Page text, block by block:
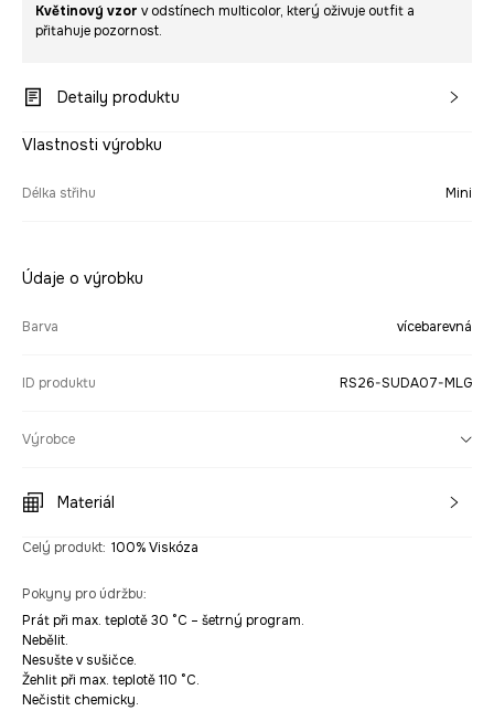
Květinový vzor v odstínech multicolor, který oživuje outfit a
přitahuje pozornost.
Detaily produktu
Vlastnosti výrobku
Délka střihu Mini
Údaje o výrobku
Barva vícebarevná
ID produktu RS26-SUDA07-MLG
Výrobce
Materiál
Celý produkt: 100% Viskóza
Pokyny pro údržbu:
Prát při max. teplotě 30 °C – šetrný program.
Nebělit.
Nesušte v sušičce.
Žehlit při max. teplotě 110 °C.
Nečistit chemicky.